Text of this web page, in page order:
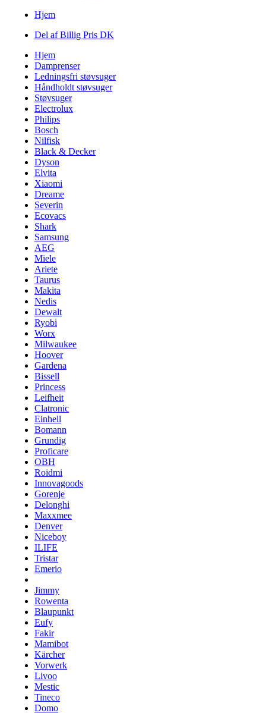
Hjem
Del af Billig Pris DK
Hjem
Damprenser
Ledningsfri støvsuger
Håndholdt støvsuger
Støvsuger
Electrolux
Philips
Bosch
Nilfisk
Black & Decker
Dyson
Elvita
Xiaomi
Dreame
Severin
Ecovacs
Shark
Samsung
AEG
Miele
Ariete
Taurus
Makita
Nedis
Dewalt
Ryobi
Worx
Milwaukee
Hoover
Gardena
Bissell
Princess
Leifheit
Clatronic
Einhell
Bomann
Grundig
Proficare
OBH
Roidmi
Innovagoods
Gorenje
Delonghi
Maxxmee
Denver
Niceboy
ILIFE
Tristar
Emerio
Jimmy
Rowenta
Blaupunkt
Eufy
Fakir
Mamibot
Kärcher
Vorwerk
Livoo
Mestic
Tineco
Domo